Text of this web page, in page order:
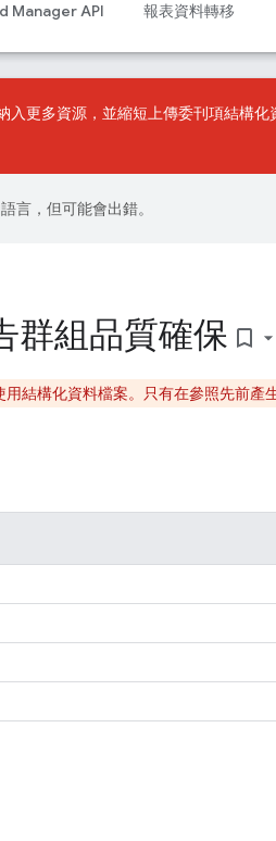
Manager API 報表資料轉移
入更多資源，並縮短上傳委刊項結構化
言，但可能會出錯。
群組品質確保 bookmark_border
用結構化資料檔案。只有在參照先前產